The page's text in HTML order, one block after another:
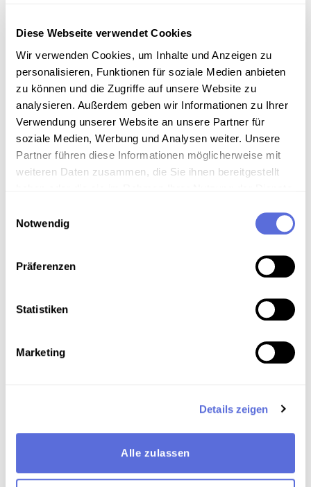
Diese Webseite verwendet Cookies
Wir verwenden Cookies, um Inhalte und Anzeigen zu
personalisieren, Funktionen für soziale Medien anbieten
zu können und die Zugriffe auf unsere Website zu
analysieren. Außerdem geben wir Informationen zu Ihrer
Verwendung unserer Website an unsere Partner für
soziale Medien, Werbung und Analysen weiter. Unsere
Partner führen diese Informationen möglicherweise mit
weiteren Daten zusammen, die Sie ihnen bereitgestellt
Notwendig
Präferenzen
Statistiken
Marketing
Details zeigen
Alle zulassen
Information
Download
Metadaten
Location in the digital collection
Keywords
Sonatine , Publizierte und vervielfältigte Aufnahme
The medium in online exhibitions